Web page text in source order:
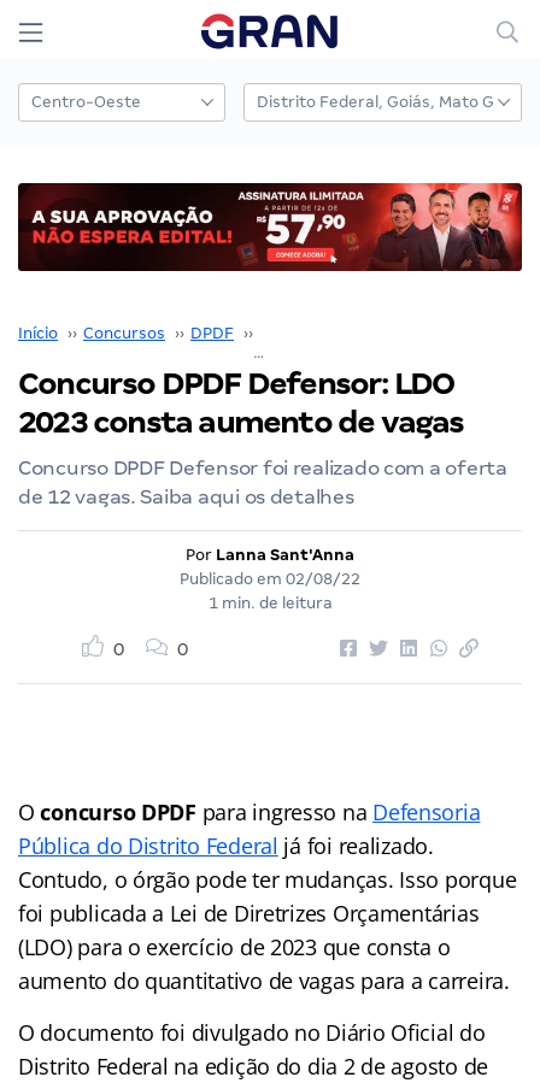
Início ›› Concursos ›› DPDF ››
Concurso DPDF Defensor: LDO
2023 consta aumento de vagas
Concurso DPDF Defensor foi realizado com a oferta
de 12 vagas. Saiba aqui os detalhes
Por Lanna Sant'Anna
Publicado em 02/08/22
1 min. de leitura
0 0
Oconcurso DPDF para ingresso na Defensoria
Pública do Distrito Federal já foi realizado.
Contudo, o órgão pode ter mudanças. Isso porque
foi publicada a Lei de Diretrizes Orçamentárias
(LDO) para o exercício de 2023 que consta o
aumento do quantitativo de vagas para a carreira.
O documento foi divulgado no Diário Oficial do
Distrito Federal na edição do dia 2 de agosto de